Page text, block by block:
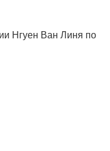
Нгуен Ван Линя по